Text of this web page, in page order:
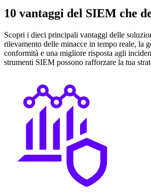
10 vantaggi del SIEM che
Scopri i dieci principali vantaggi delle
rilevamento delle minacce in tempo reale, la
conformità e una migliore risposta agli
strumenti SIEM possono rafforzare la tua